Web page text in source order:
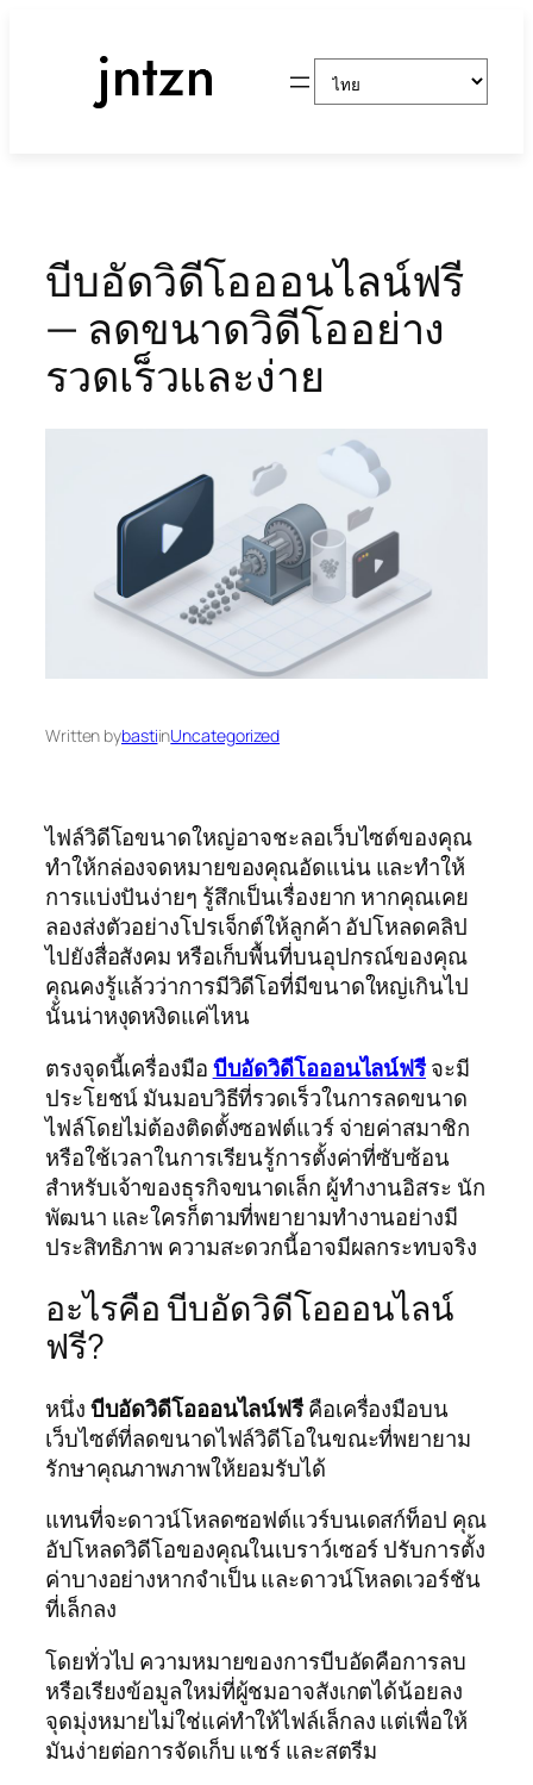
Choose
a
บีบอัดวิดีโอออนไลน์ฟรี
— ลดขนาดวิดีโออย่าง
รวดเร็วและง่าย
Written bybastiinUncategorized
ไฟล์วิดีโอขนาดใหญ่อาจชะลอเว็บไซต์ของคุณ
ทำให้กล่องจดหมายของคุณอัดแน่น และทำให้
การแบ่งปันง่ายๆ รู้สึกเป็นเรื่องยาก หากคุณเคย
ลองส่งตัวอย่างโปรเจ็กต์ให้ลูกค้า อัปโหลดคลิป
ไปยังสื่อสังคม หรือเก็บพื้นที่บนอุปกรณ์ของคุณ
คุณคงรู้แล้วว่าการมีวิดีโอที่มีขนาดใหญ่เกินไป
นั้นน่าหงุดหงิดแค่ไหน
ตรงจุดนี้เครื่องมือบีบอัดวิดีโอออนไลน์ฟรีจะมี
ประโยชน์ มันมอบวิธีที่รวดเร็วในการลดขนาด
ไฟล์โดยไม่ต้องติดตั้งซอฟต์แวร์ จ่ายค่าสมาชิก
หรือใช้เวลาในการเรียนรู้การตั้งค่าที่ซับซ้อน
สำหรับเจ้าของธุรกิจขนาดเล็ก ผู้ทำงานอิสระ นัก
พัฒนา และใครก็ตามที่พยายามทำงานอย่างมี
ประสิทธิภาพ ความสะดวกนี้อาจมีผลกระทบจริง
อะไรคือ บีบอัดวิดีโอออนไลน์
ฟรี?
หนึ่งบีบอัดวิดีโอออนไลน์ฟรีคือเครื่องมือบน
เว็บไซต์ที่ลดขนาดไฟล์วิดีโอในขณะที่พยายาม
รักษาคุณภาพภาพให้ยอมรับได้
แทนที่จะดาวน์โหลดซอฟต์แวร์บนเดสก์ท็อป คุณ
อัปโหลดวิดีโอของคุณในเบราว์เซอร์ ปรับการตั้ง
ค่าบางอย่างหากจำเป็น และดาวน์โหลดเวอร์ชัน
ที่เล็กลง
โดยทั่วไป ความหมายของการบีบอัดคือการลบ
หรือเรียงข้อมูลใหม่ที่ผู้ชมอาจสังเกตได้น้อยลง
จุดมุ่งหมายไม่ใช่แค่ทำให้ไฟล์เล็กลง แต่เพื่อให้
มันง่ายต่อการจัดเก็บ แชร์ และสตรีม